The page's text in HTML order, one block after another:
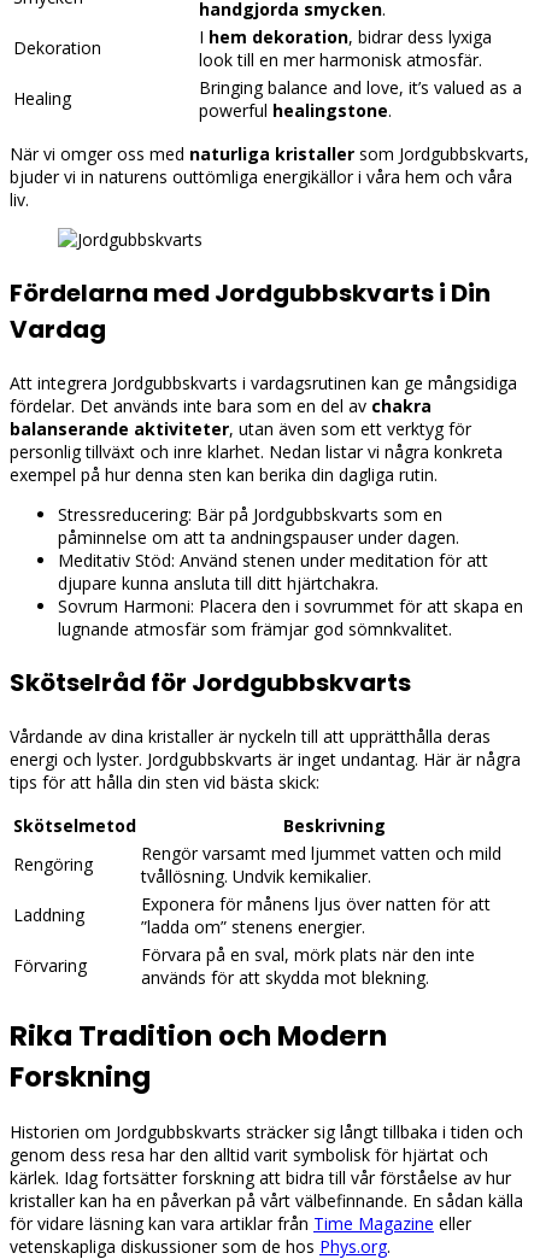
handgjorda smycken.
Dekoration
I hem dekoration, bidrar dess lyxiga
look till en mer harmonisk atmosfär.
Healing
Bringing balance and love, it’s valued as a
powerful healingstone.
När vi omger oss med naturliga kristaller som Jordgubbskvarts,
bjuder vi in naturens outtömliga energikällor i våra hem och våra
liv.
Fördelarna med Jordgubbskvarts i Din
Vardag
Att integrera Jordgubbskvarts i vardagsrutinen kan ge mångsidiga
fördelar. Det används inte bara som en del av chakra
balanserande aktiviteter, utan även som ett verktyg för
personlig tillväxt och inre klarhet. Nedan listar vi några konkreta
exempel på hur denna sten kan berika din dagliga rutin.
Stressreducering: Bär på Jordgubbskvarts som en
påminnelse om att ta andningspauser under dagen.
Meditativ Stöd: Använd stenen under meditation för att
djupare kunna ansluta till ditt hjärtchakra.
Sovrum Harmoni: Placera den i sovrummet för att skapa en
lugnande atmosfär som främjar god sömnkvalitet.
Skötselråd för Jordgubbskvarts
Vårdande av dina kristaller är nyckeln till att upprätthålla deras
energi och lyster. Jordgubbskvarts är inget undantag. Här är några
tips för att hålla din sten vid bästa skick:
Skötselmetod
Beskrivning
Rengöring
Rengör varsamt med ljummet vatten och mild
tvållösning. Undvik kemikalier.
Laddning
Exponera för månens ljus över natten för att
”ladda om” stenens energier.
Förvaring
Förvara på en sval, mörk plats när den inte
används för att skydda mot blekning.
Rika Tradition och Modern
Forskning
Historien om Jordgubbskvarts sträcker sig långt tillbaka i tiden och
genom dess resa har den alltid varit symbolisk för hjärtat och
kärlek. Idag fortsätter forskning att bidra till vår förståelse av hur
kristaller kan ha en påverkan på vårt välbefinnande. En sådan källa
för vidare läsning kan vara artiklar från Time Magazine eller
vetenskapliga diskussioner som de hos Phys.org.